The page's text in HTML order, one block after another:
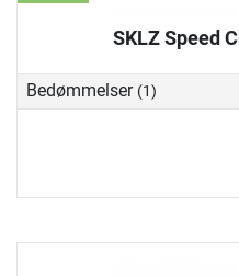
SKLZ Speed
Bedømmelser (1)